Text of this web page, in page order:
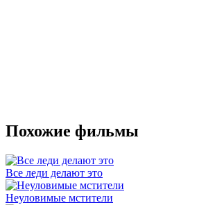
Похожие фильмы
Все леди делают это
Неуловимые мстители